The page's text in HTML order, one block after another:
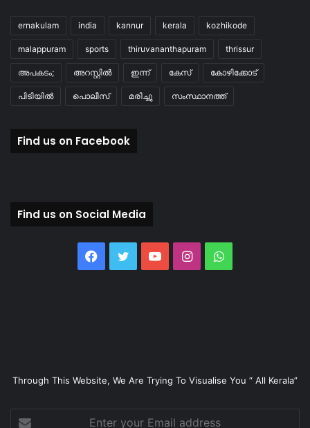
ernakulam india kannur kerala kozhikode
malappuram sports thiruvananthapuram thrissur
അപകടം; അറസ്റ്റിൽ ഇന്ന് കേസ് കോഴിക്കോട്
പിടിയിൽ പൊലീസ് മരിച്ചു സംസ്ഥാനത്ത്
Find us on Facebook
Find us on Social Media
Facebook
TwitterYouTubeInstagramWhatsApp
Through This Website, We Are Trying To Visualise You “ All Kerala”